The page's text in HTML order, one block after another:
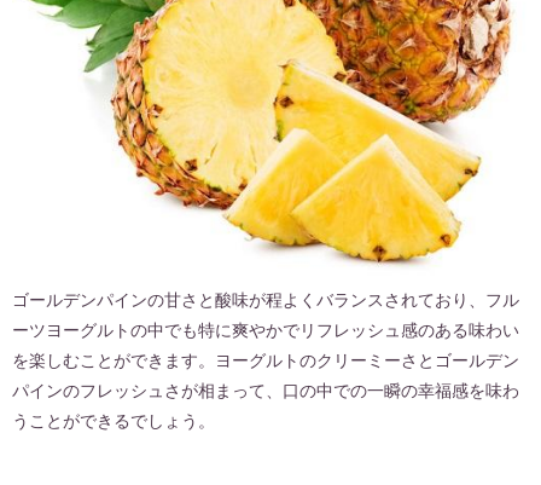
ゴールデンパインの甘さと酸味が程よくバランスされており、フル
ーツヨーグルトの中でも特に爽やかでリフレッシュ感のある味わい
を楽しむことができます。ヨーグルトのクリーミーさとゴールデン
パインのフレッシュさが相まって、口の中での一瞬の幸福感を味わ
うことができるでしょう。